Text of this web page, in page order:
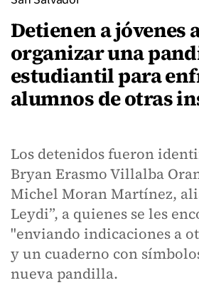
Detienen a jóvenes
organizar una
estudiantil para
alumnos de otras
Los detenidos fueron
Bryan Erasmo Villalba
Michel Moran Martínez,
Leydi”, a quienes se les
"enviando indicaciones a
y un cuaderno con
nueva pandilla.